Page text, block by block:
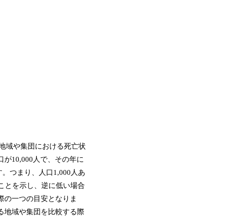
域や集団における死亡状
10,000人で、その年に
つまり、人口1,000人あ
とを示し、逆に低い場合
の一つの目安となりま
地域や集団を比較する際